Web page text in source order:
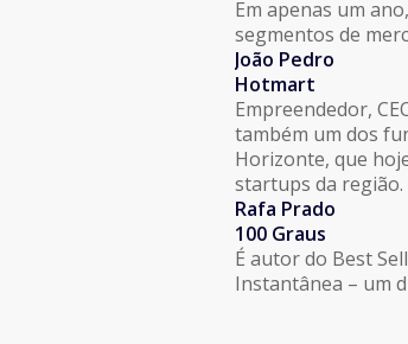
Em apenas um
segmentos de
João Pedro
Hotmart
Empreendedor,
também um dos
Horizonte, que
startups da região.
Rafa Prado
100 Graus
É autor do Best
Instantânea – um